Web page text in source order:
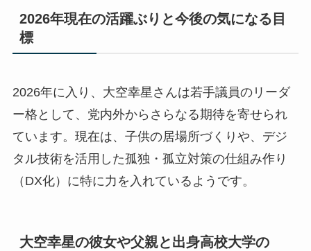
2026年現在の活躍ぶりと今後の気になる目
標
2026年に入り、大空幸星さんは若手議員のリーダ
ー格として、党内外からさらなる期待を寄せられ
ています。現在は、子供の居場所づくりや、デジ
タル技術を活用した孤独・孤立対策の仕組み作り
（DX化）に特に力を入れているようです。
大空幸星の彼女や父親と出身高校大学の